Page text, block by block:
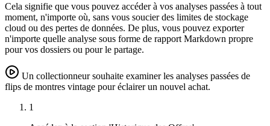
Cela signifie que vous pouvez accéder à vos analyses passées à tout
moment, n'importe où, sans vous soucier des limites de stockage
cloud ou des pertes de données. De plus, vous pouvez exporter
n'importe quelle analyse sous forme de rapport Markdown propre
pour vos dossiers ou pour le partage.
Un collectionneur souhaite examiner les analyses passées de
flips de montres vintage pour éclairer un nouvel achat.
1